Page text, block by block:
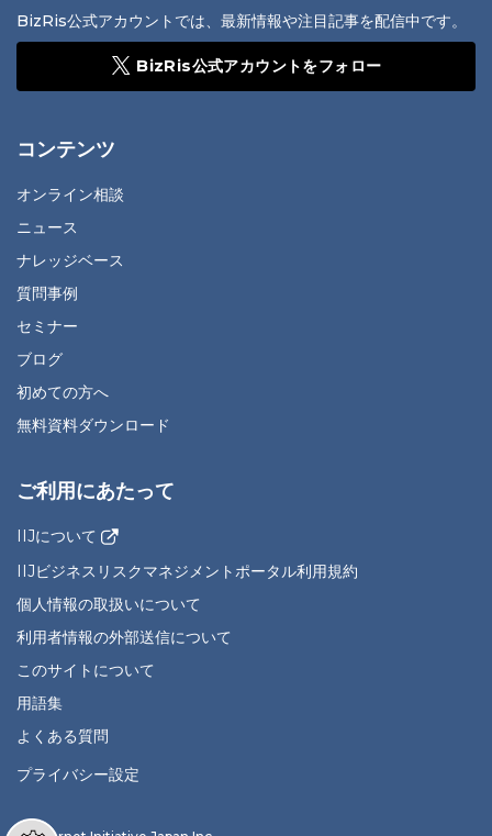
BizRis公式アカウントでは、最新情報や注目記事を配信中です。
BizRis公式アカウントをフォロー
コンテンツ
オンライン相談
ニュース
ナレッジベース
質問事例
セミナー
ブログ
初めての方へ
無料資料ダウンロード
ご利用にあたって
IIJについて
IIJビジネスリスクマネジメントポータル利用規約
個人情報の取扱いについて
利用者情報の外部送信について
このサイトについて
用語集
よくある質問
プライバシー設定